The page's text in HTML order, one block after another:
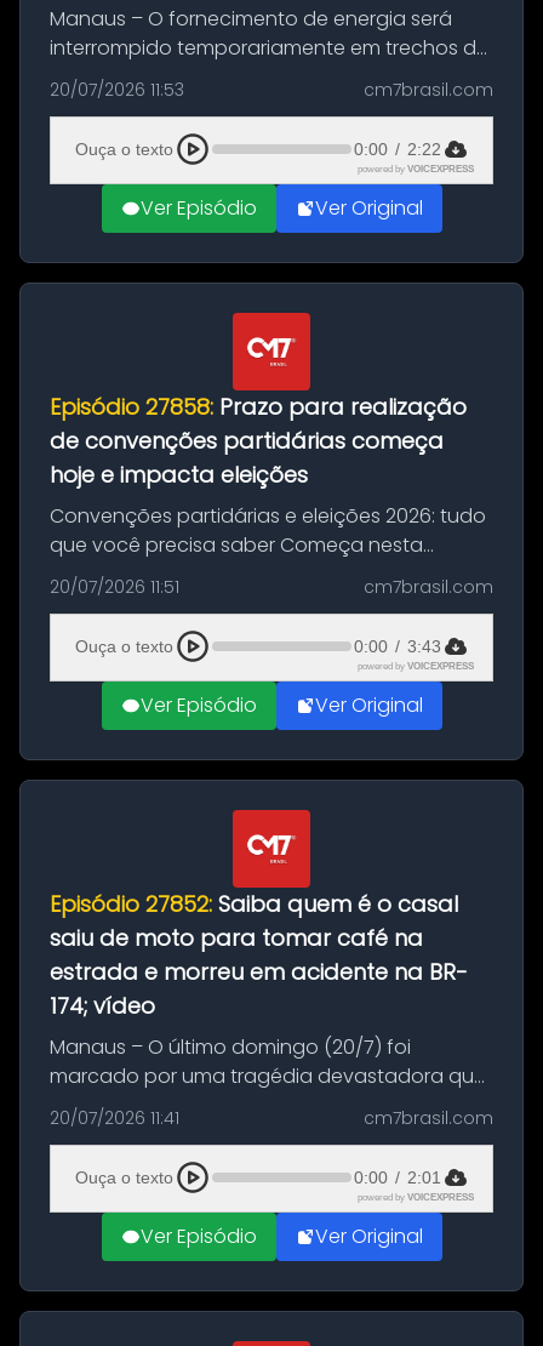
Manaus – O fornecimento de energia será
interrompido temporariamente em trechos de
sete bairros de Manaus nesta terça-feira (21).
A suspensão programada ocorrerá para a
execução de serviços de manuten...
20/07/2026 11:53 cm7brasil.com
Ouça o texto 0:00 / 2:22
powered by VOICEXPRESS
Ver Episódio Ver Original
Episódio 27858: Prazo para realização
de convenções partidárias começa
hoje e impacta eleições
Convenções partidárias e eleições 2026: tudo
que você precisa saber Começa nesta
segunda-feira e vai até 5 de agosto o prazo
para que partidos políticos e federações
partidárias realizem suas convençõ...
20/07/2026 11:51 cm7brasil.com
Ouça o texto 0:00 / 3:43
powered by VOICEXPRESS
Ver Episódio Ver Original
Episódio 27852: Saiba quem é o casal
saiu de moto para tomar café na
estrada e morreu em acidente na BR-
174; vídeo
Manaus – O último domingo (20/7) foi
marcado por uma tragédia devastadora que
resultou na morte precoce de dois jovens na
BR-174, na zona rural de Manaus. Um passeio
com destino a um típico café regio...
20/07/2026 11:41 cm7brasil.com
Ouça o texto 0:00 / 2:01
powered by VOICEXPRESS
Ver Episódio Ver Original